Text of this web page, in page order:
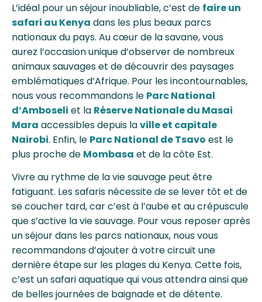
L’idéal pour un séjour inoubliable, c’est de faire un
safari au Kenya dans les plus beaux parcs
nationaux du pays. Au cœur de la savane, vous
aurez l’occasion unique d’observer de nombreux
animaux sauvages et de découvrir des paysages
emblématiques d’Afrique. Pour les incontournables,
nous vous recommandons le Parc National
d’Amboseli et la Réserve Nationale du Masai
Mara accessibles depuis laville et capitale
Nairobi. Enfin, le Parc National de Tsavo est le
plus proche de Mombasa et de la côte Est.
Vivre au rythme de la vie sauvage peut être
fatiguant. Les safaris nécessite de se lever tôt et de
se coucher tard, car c’est à l’aube et au crépuscule
que s’active la vie sauvage. Pour vous reposer après
un séjour dans les parcs nationaux, nous vous
recommandons d’ajouter à votre circuit une
dernière étape sur les plages du Kenya. Cette fois,
c’est un safari aquatique qui vous attendra ainsi que
de belles journées de baignade et de détente.